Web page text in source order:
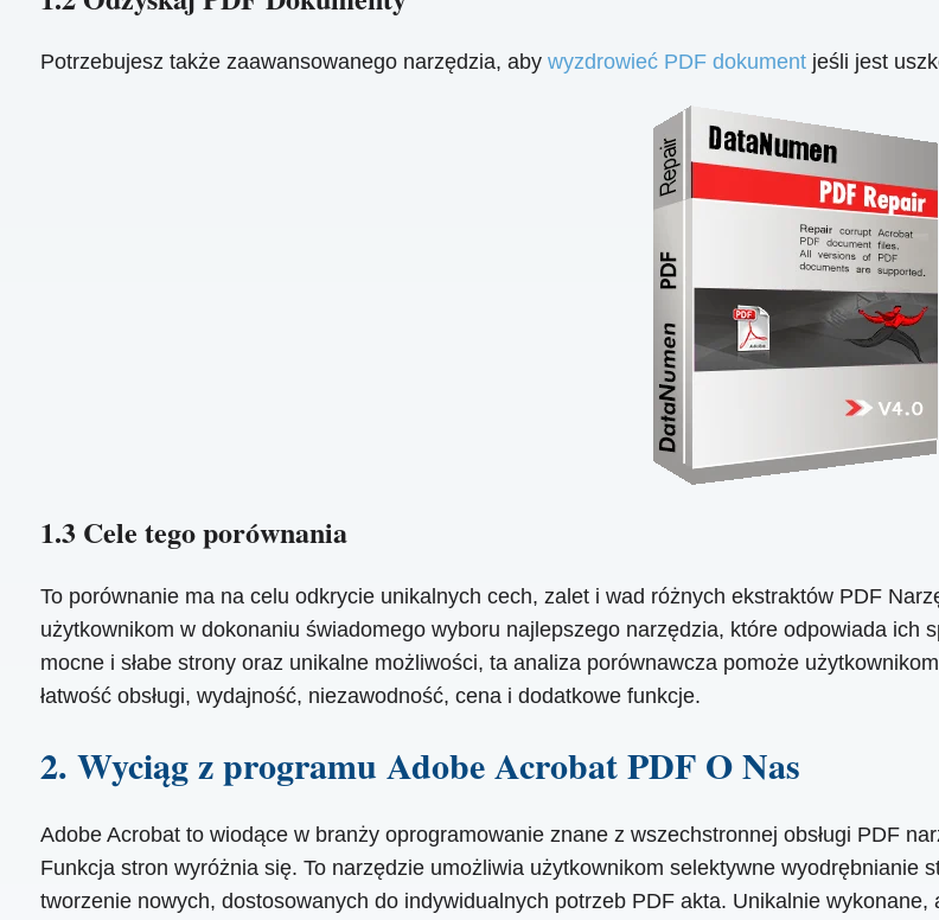
Potrzebujesz także zaawansowanego narzędzia, aby wyzdrowieć PDF dokumentjeśli jest
1.3 Cele tego porównania
To porównanie ma na celu odkrycie unikalnych cech, zalet i wad różnych ekstraktów PDF
użytkownikom w dokonaniu świadomego wyboru najlepszego narzędzia, które odpowiada ich
mocne i słabe strony oraz unikalne możliwości, ta analiza porównawcza pomoże
łatwość obsługi, wydajność, niezawodność, cena i dodatkowe funkcje.
2. Wyciąg z programu Adobe Acrobat PDF O Nas
Adobe Acrobat to wiodące w branży oprogramowanie znane z wszechstronnej obsługi PDF
Funkcja stron wyróżnia się. To narzędzie umożliwia użytkownikom selektywne wyodrębnianie
tworzenie nowych, dostosowanych do indywidualnych potrzeb PDF akta. Unikalnie